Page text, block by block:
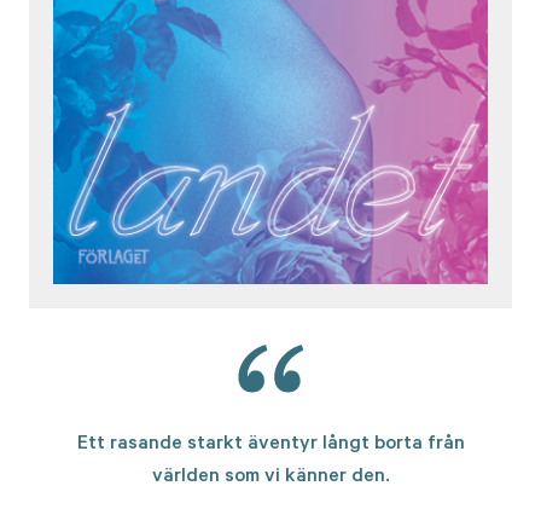
Ett rasande starkt äventyr långt borta från
världen som vi känner den.